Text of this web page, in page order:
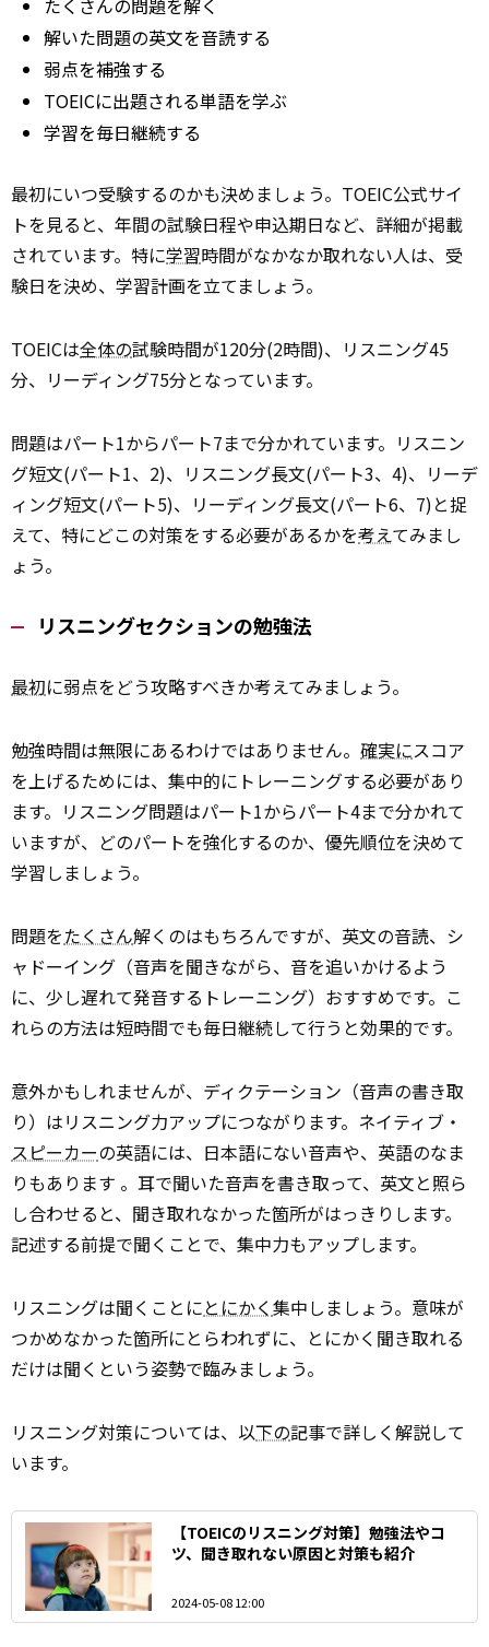
たくさんの問題を解く
解いた問題の英文を音読する
弱点を補強する
TOEICに出題される単語を学ぶ
学習を毎日継続する
最初にいつ受験するのかも決めましょう。TOEIC公式サイ
トを見ると、年間の試験日程や申込期日など、詳細が掲載
されています。特に学習時間がなかなか取れない人は、受
験日を決め、学習計画を立てましょう。
TOEICは全体の試験時間が120分(2時間)、リスニング45
分、リーディング75分となっています。
問題はパート1からパート7まで分かれています。リスニン
グ短文(パート1、2)、リスニング長文(パート3、4)、リーデ
ィング短文(パート5)、リーディング長文(パート6、7)と捉
えて、特にどこの対策をする必要があるかを考えてみまし
ょう。
リスニングセクションの勉強法
最初に弱点をどう攻略すべきか考えてみましょう。
勉強時間は無限にあるわけではありません。 確実にスコア
を上げるためには、集中的にトレーニングする必要があり
ます。リスニング問題はパート1からパート4まで分かれて
いますが、どのパートを強化するのか、優先順位を決めて
学習しましょう。
問題をたくさん解くのはもちろんですが、英文の音読、シ
ャドーイング（音声を聞きながら、音を追いかけるよう
に、少し遅れて発音するトレーニング）おすすめです。こ
れらの方法は短時間でも毎日継続して行うと効果的です。
意外かもしれませんが、ディクテーション（音声の書き取
り）はリスニング力アップにつながります。ネイティブ・
スピーカーの英語には、日本語にない音声や、英語のなま
りもあります 。耳で聞いた音声を書き取って、英文と照ら
し合わせると、聞き取れなかった箇所がはっきりします。
記述する前提で聞くことで、集中力もアップします。
リスニングは聞くことにとにかく集中しましょう。意味が
つかめなかった箇所にとらわれずに、とにかく聞き取れる
だけは聞くという姿勢で臨みましょう。
リスニング対策については、以下の記事で詳しく解説して
います。
【TOEICのリスニング対策】勉強法やコ
ツ、聞き取れない原因と対策も紹介
2024-05-08 12:00